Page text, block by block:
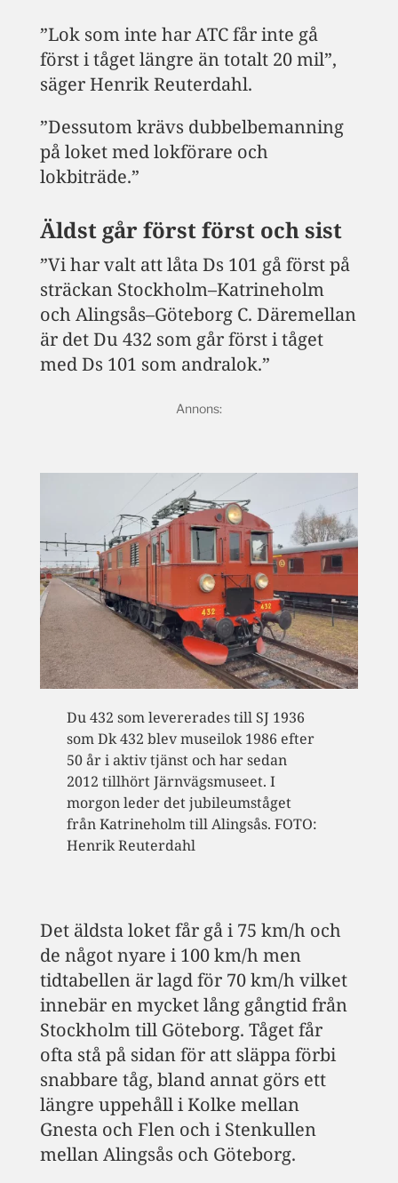
”Lok som inte har ATC får inte gå
först i tåget längre än totalt 20 mil”,
säger Henrik Reuterdahl.
”Dessutom krävs dubbelbemanning
på loket med lokförare och
lokbiträde.”
Äldst går först först och sist
”Vi har valt att låta Ds 101 gå först på
sträckan Stockholm–Katrineholm
och Alingsås–Göteborg C. Däremellan
är det Du 432 som går först i tåget
med Ds 101 som andralok.”
Du 432 som levererades till SJ 1936
som Dk 432 blev museilok 1986 efter
50 år i aktiv tjänst och har sedan
2012 tillhört Järnvägsmuseet. I
morgon leder det jubileumståget
från Katrineholm till Alingsås. FOTO:
Henrik Reuterdahl
Det äldsta loket får gå i 75 km/h och
de något nyare i 100 km/h men
tidtabellen är lagd för 70 km/h vilket
innebär en mycket lång gångtid från
Stockholm till Göteborg. Tåget får
ofta stå på sidan för att släppa förbi
snabbare tåg, bland annat görs ett
längre uppehåll i Kolke mellan
Gnesta och Flen och i Stenkullen
mellan Alingsås och Göteborg.